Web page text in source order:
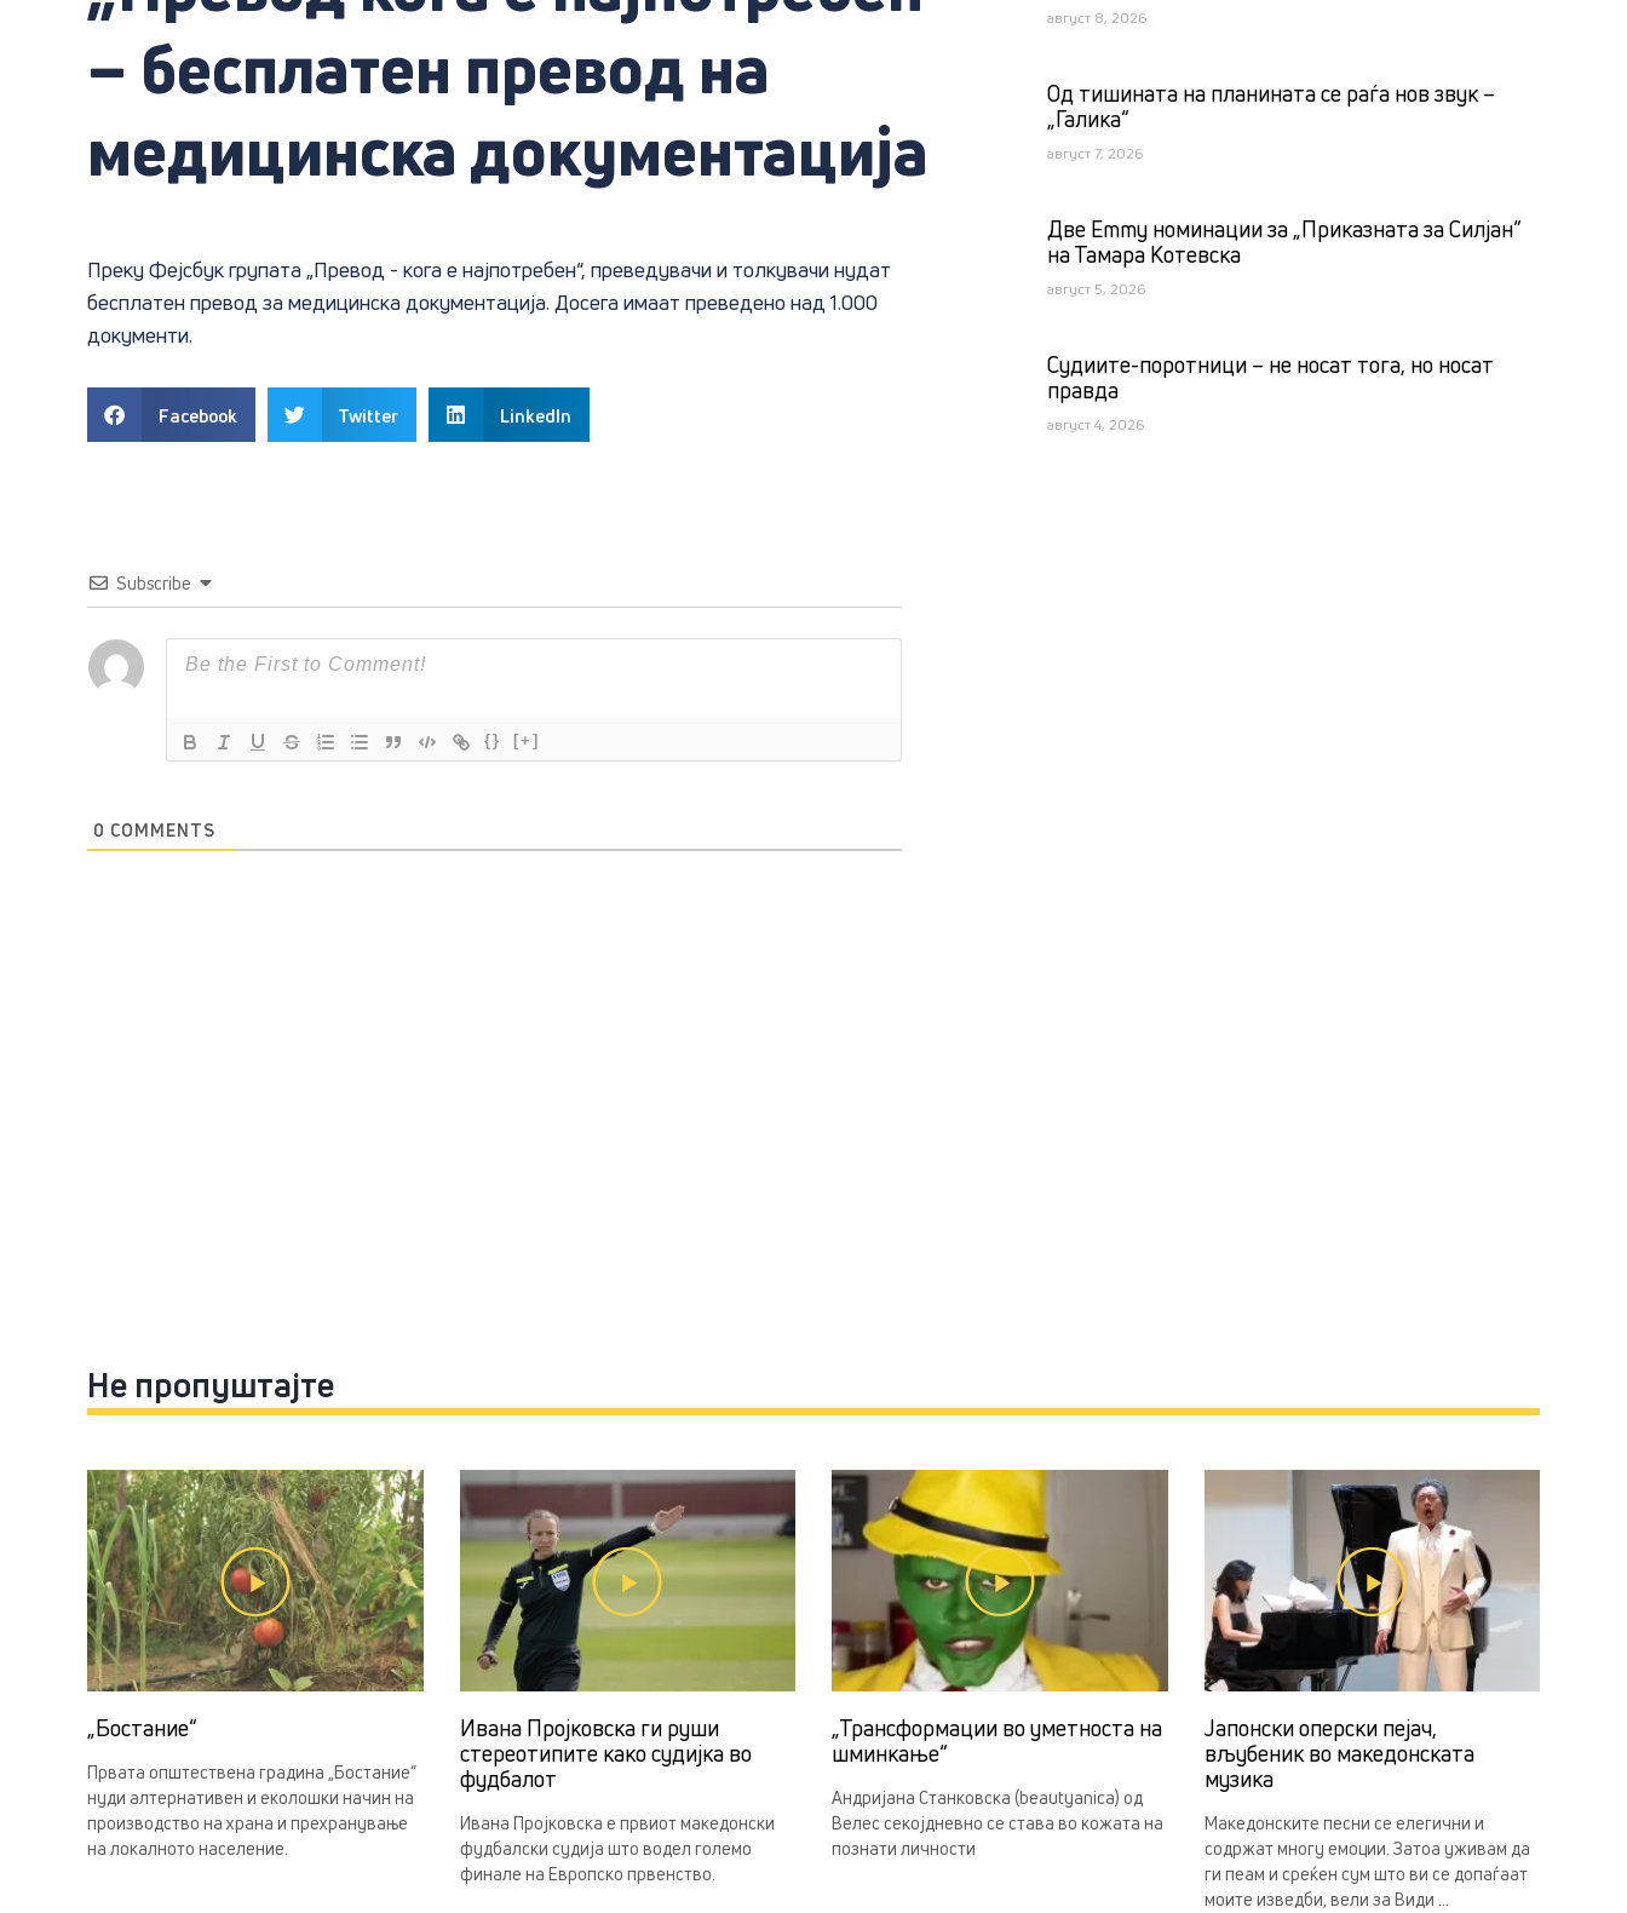
– бесплатен превод на
медицинска документација
​Преку Фејсбук групата „Превод - кога е најпотребен“, преведувачи и толкувачи нудат
бесплатен превод за медицинска документација. Досега имаат преведено над 1​.​000
документи.
Facebook Twitter LinkedIn
Subscribe
{} [+]
0 COMMENTS
август 8, 2026
Од тишината на планината се раѓа нов звук –
„Галика“
август 7, 2026
Две Emmy номинации за „Приказната за Силјан“
на Тамара Котевска
август 5, 2026
Судиите-поротници – не носат тога, но носат
правда
август 4, 2026
Не пропуштајте
„Бостание“
Првата општествена градина „Бостание“
нуди алтернативен и еколошки начин на
производство на храна и прехранување
на локалното население.
Ивана Пројковска ги руши
стереотипите како судијка во
фудбалот
Ивана Пројковска е првиот македонски
фудбалски судија што водел големо
финале на Европско првенство.
„Трансформации во уметноста на
шминкање“
Андријана Станковска (beautyanica) од
Велес секојдневно се става во кожата на
познати личности
Јапонски оперски пејач,
вљубеник во македонската
музика
Македонските песни се елегични и
содржат многу емоции. Затоа уживам да
ги пеам и среќен сум што ви се допаѓаат
моите изведби, вели за Види ...